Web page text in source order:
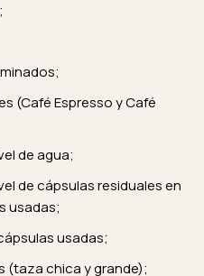
(Café Espresso y Café
de agua;
de cápsulas residuales en
usadas;
usadas;
(taza chica y grande);